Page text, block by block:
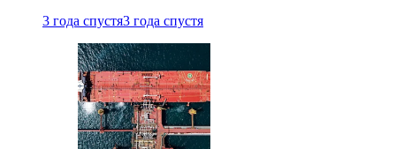
3 года спустя3 года спустя